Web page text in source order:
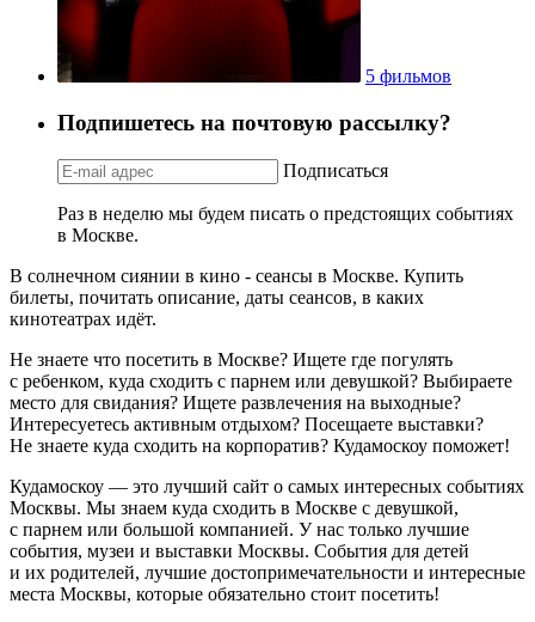
5 фильмов
Подпишетесь на почтовую рассылку?
Подписаться
Раз в неделю мы будем писать о предстоящих событиях
в Москве.
В солнечном сиянии в кино - сеансы в Москве. Купить
билеты, почитать описание, даты сеансов, в каких
кинотеатрах идёт.
Не знаете что посетить в Москве? Ищете где погулять
с ребенком, куда сходить с парнем или девушкой? Выбираете
место для свидания? Ищете развлечения на выходные?
Интересуетесь активным отдыхом? Посещаете выставки?
Не знаете куда сходить на корпоратив? Кудамоскоу поможет!
Кудамоскоу — это лучший сайт о самых интересных событиях
Москвы. Мы знаем куда сходить в Москве с девушкой,
с парнем или большой компанией. У нас только лучшие
события, музеи и выставки Москвы. События для детей
и их родителей, лучшие достопримечательности и интересные
места Москвы, которые обязательно стоит посетить!